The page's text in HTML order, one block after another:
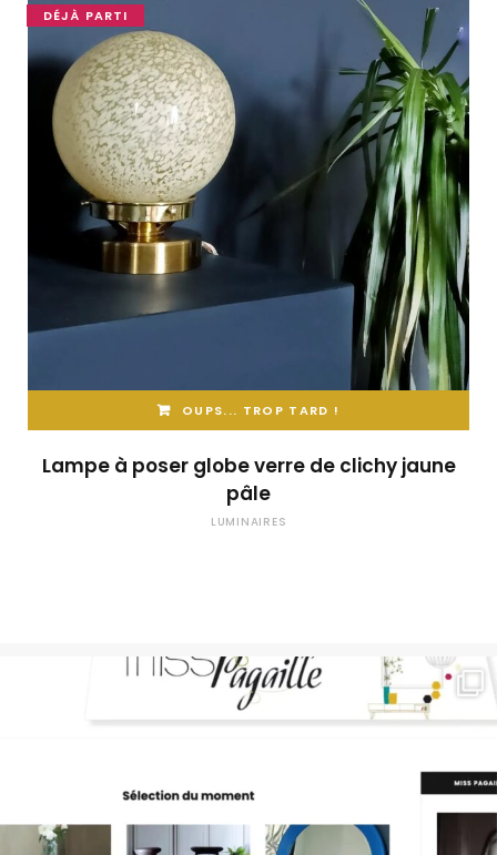
DÉJÀ PARTI
OUPS... TROP TARD !
Lampe à poser globe verre de clichy jaune
pâle
LUMINAIRES